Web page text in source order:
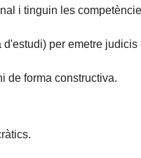
i tinguin les
per emetre
de forma constructiva.